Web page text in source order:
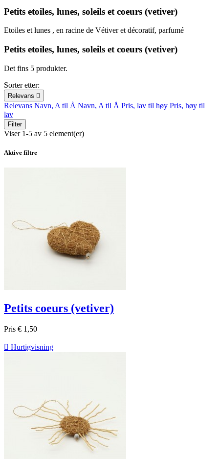
Petits etoiles, lunes, soleils et coeurs (vetiver)
Etoiles et lunes , en racine de Vétiver et décoratif, parfumé
Petits etoiles, lunes, soleils et coeurs (vetiver)
Det fins 5 produkter.
Sorter etter:
Relevans 
Relevans Navn, A til Å Navn, A til Å Pris, lav til høy Pris, høy til
lav
Filter
Viser 1-5 av 5 element(er)
Aktive filtre
Petits coeurs (vetiver)
Pris € 1,50
 Hurtigvisning